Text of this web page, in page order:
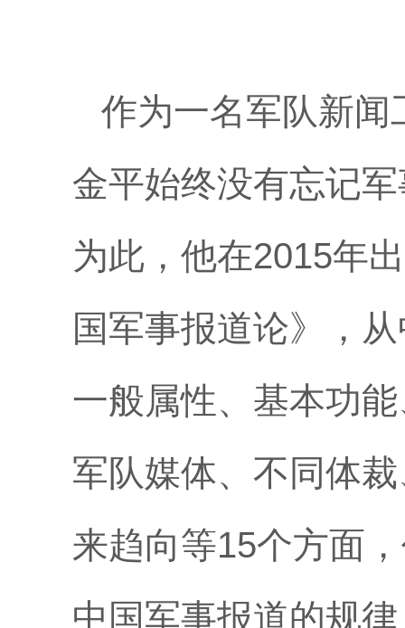
作为一名军队新闻
金平始终没有忘记
为此，他在2015年
国军事报道论》，
一般属性、基本功
军队媒体、不同体
来趋向等15个方面，
中国军事报道的规